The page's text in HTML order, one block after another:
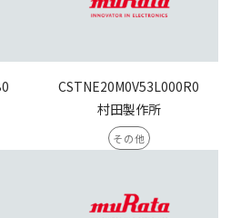
CSTNE20M0V53L000R0
村田製作所
その他